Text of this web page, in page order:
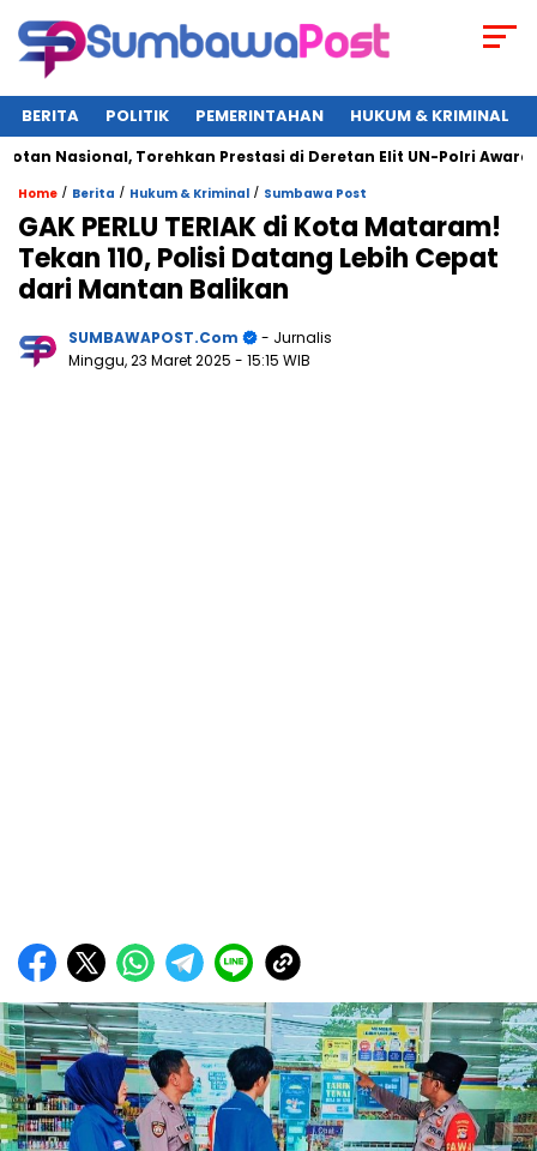
BERITA POLITIK PEMERINTAHAN HUKUM & KRIMINAL
Torehkan Prestasi di Deretan Elit UN-Polri Award 2025
Home / Berita / Hukum & Kriminal / Sumbawa Post
GAK PERLU TERIAK di Kota Mataram!
Tekan 110, Polisi Datang Lebih Cepat
dari Mantan Balikan
SUMBAWAPOST.com
- Jurnalis
Minggu, 23 Maret 2025 - 15:15 WIB